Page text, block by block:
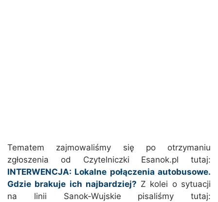
Tematem zajmowaliśmy się po otrzymaniu
zgłoszenia od Czytelniczki Esanok.pl tutaj:
INTERWENCJA: Lokalne połączenia autobusowe.
Gdzie brakuje ich najbardziej? Z kolei o sytuacji
na linii Sanok-Wujskie pisaliśmy tutaj: